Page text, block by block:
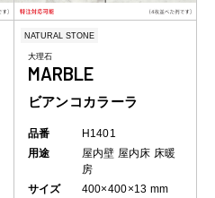
NATURAL STONE
大理石
MARBLE
ビアンコカラーラ
品番
H1401
用途
屋内壁 屋内床 床暖
房
サイズ
400×400×13 mm